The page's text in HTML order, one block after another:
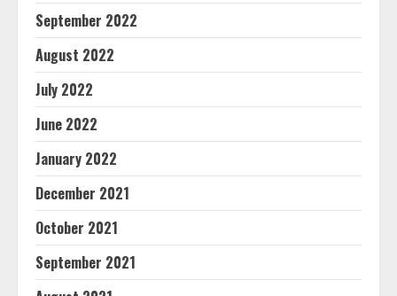
September 2022
August 2022
July 2022
June 2022
January 2022
December 2021
October 2021
September 2021